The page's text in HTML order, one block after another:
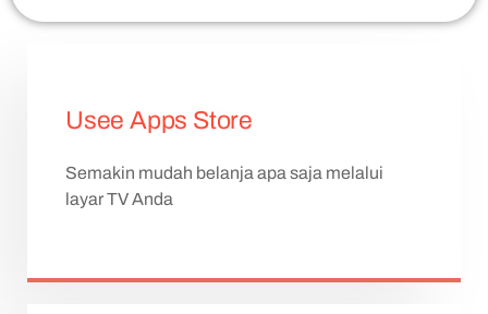
Usee Apps Store
Semakin mudah belanja apa saja melalui
layar TV Anda